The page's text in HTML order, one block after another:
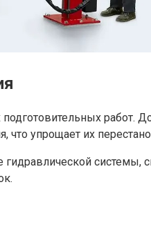
работ.
упрощает их